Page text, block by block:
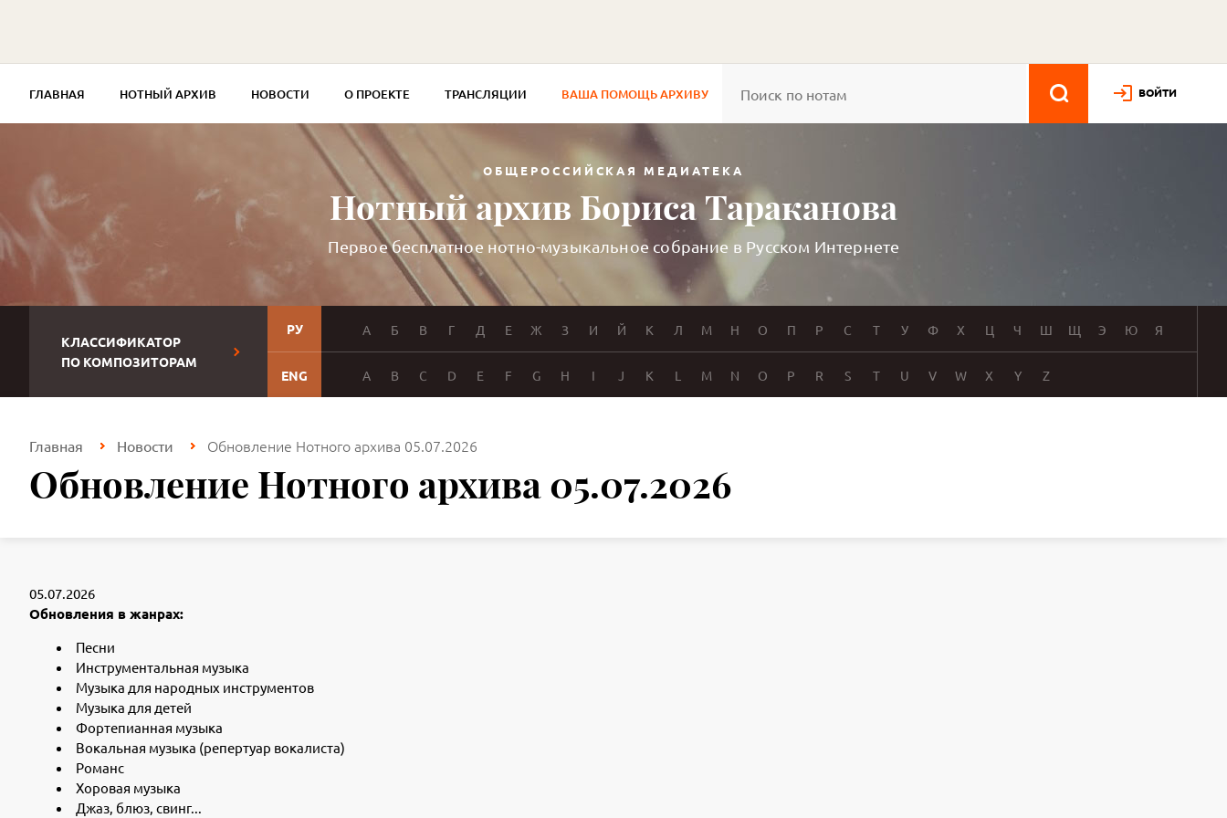
ГЛАВНАЯ НОТНЫЙ АРХИВ НОВОСТИ О ПРОЕКТЕ ТРАНСЛЯЦИИ ВАША ПОМОЩЬ АРХИВУ ВОЙТИ
ОБЩЕРОССИЙСКАЯ МЕДИАТЕКА
Нотный архив Бориса Тараканова
Первое бесплатное нотно-музыкальное собрание в Русском Интернете
КЛАССИФИКАТОР
ПО КОМПОЗИТОРАМ
РУ А Б В Г Д Е Ж З И Й К Л М Н О П Р С Т У Ф Х Ц Ч Ш Щ Э Ю Я
ENG A B C D E F G H I J K L M N O P R S T U V W X Y Z
Главная Новости Обновление Нотного архива 05.07.2026
Обновление Нотного архива 05.07.2026
05.07.2026
Обновления в жанрах:
Песни
Инструментальная музыка
Музыка для народных инструментов
Музыка для детей
Фортепианная музыка
Вокальная музыка (репертуар вокалиста)
Романс
Хоровая музыка
Джаз, блюз, свинг...